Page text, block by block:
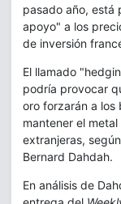
pasado año, está
apoyo" a los
de inversión
El llamado
podría provocar
oro forzarán a los
mantener el
extranjeras,
Bernard Dahdah.
En análisis de